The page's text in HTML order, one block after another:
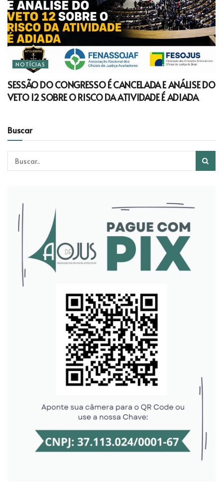
NOTÍCIAS
SESSÃO DO CONGRESSO É CANCELADA E ANÁLISE DO
VETO 12 SOBRE O RISCO DA ATIVIDADE É ADIADA
Buscar